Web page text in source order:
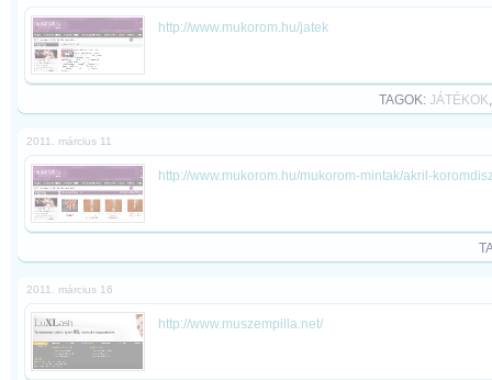
http://www.mukorom.hu/jatek
TAGOK: JÁTÉKOK
2011. március 11
http://www.mukorom.hu/mukorom-mintak/akril-
2011. március 16
http://www.muszempilla.net/